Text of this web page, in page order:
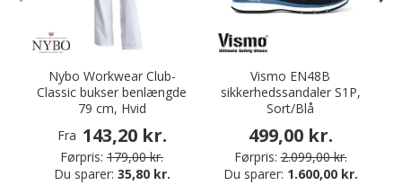
Nybo Workwear Club-
Classic bukser benlængde
79 cm, Hvid
Fra 143,20 kr.
Førpris: 179,00 kr.
Du sparer: 35,80 kr.
Vismo EN48B
sikkerhedssandaler S1P,
Sort/Blå
499,00 kr.
Førpris: 2.099,00 kr.
Du sparer: 1.600,00 kr.